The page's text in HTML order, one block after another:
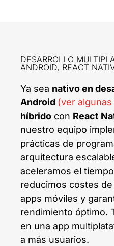
DESARROLLO
ANDROID, REACT
Ya sea nativo en
Android (ver
híbrido con React
nuestro equipo
prácticas de
arquitectura
aceleramos el
reducimos costes
apps móviles y
rendimiento óptimo.
en una app
a más usuarios.